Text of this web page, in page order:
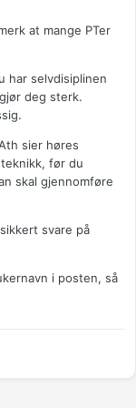
at mange PTer
har selvdisiplinen
deg sterk.
sier høres
før du
skal gjennomføre
svare på
i posten, så